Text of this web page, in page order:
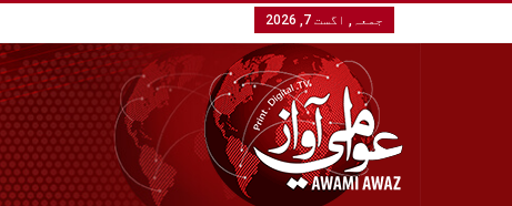
جمعہ, اگست 7, 2026